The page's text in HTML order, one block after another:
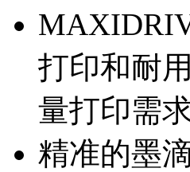
打印和耐
量打印需求
精准的墨